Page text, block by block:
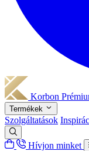
Korbon
Termékek
Szolgáltatások
Hívjon minket